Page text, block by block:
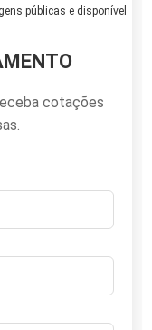
públicas e disponível
cotações